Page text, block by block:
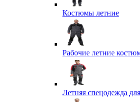
Костюмы летние
Рабочие летние
Летняя спецодежда